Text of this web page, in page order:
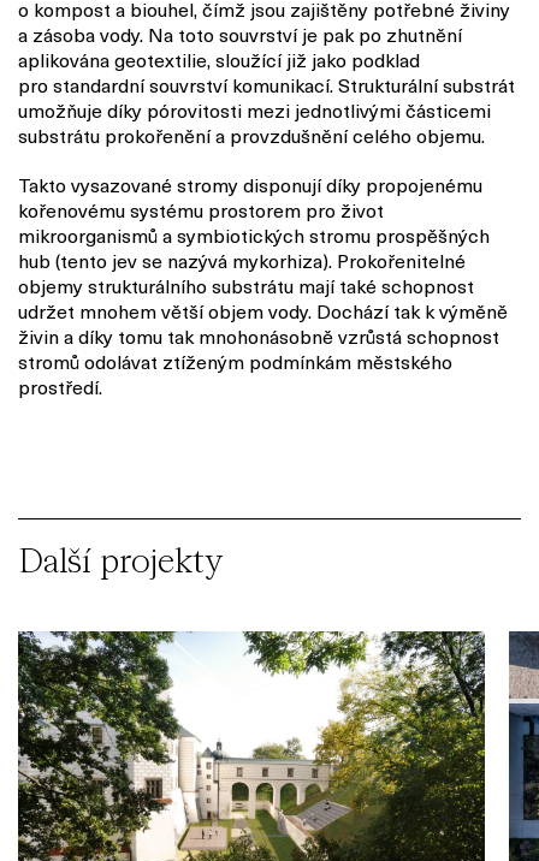
o kompost a biouhel, čímž jsou zajištěny potřebné živiny
a zásoba vody. Na toto souvrství je pak po zhutnění
aplikována geotextilie, sloužící již jako podklad
pro standardní souvrství komunikací. Strukturální substrát
umožňuje díky pórovitosti mezi jednotlivými částicemi
substrátu prokořenění a provzdušnění celého objemu.
Takto vysazované stromy disponují díky propojenému
kořenovému systému prostorem pro život
mikroorganismů a symbiotických stromu prospěšných
hub (tento jev se nazývá mykorhiza). Prokořenitelné
objemy strukturálního substrátu mají také schopnost
udržet mnohem větší objem vody. Dochází tak k výměně
živin a díky tomu tak mnohonásobně vzrůstá schopnost
stromů odolávat ztíženým podmínkám městského
prostředí.
Další projekty